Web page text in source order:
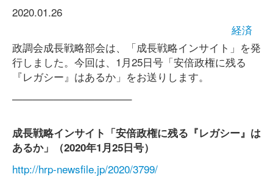
2020.01.26
経済
政調会成長戦略部会は、「成長戦略インサイト」を発
行しました。今回は、1月25日号「安倍政権に残る
『レガシー』はあるか」をお送りします。
———————————–
成長戦略インサイト「安倍政権に残る『レガシー』は
あるか」（2020年1月25日号）
http://hrp-newsfile.jp/2020/3799/